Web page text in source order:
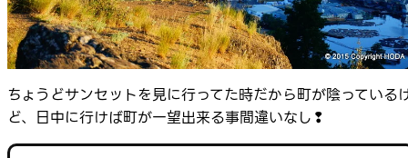
ちょうどサンセットを見に行ってた時だから町が陰っている
ど、日中に行けば町が一望出来る事間違いなし❢